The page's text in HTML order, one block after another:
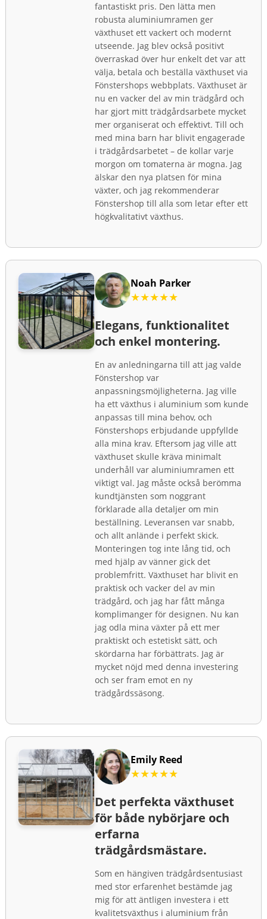
fantastiskt pris. Den lätta men
robusta aluminiumramen ger
växthuset ett vackert och modernt
utseende. Jag blev också positivt
överraskad över hur enkelt det var att
välja, betala och beställa växthuset via
Fönstershops webbplats. Växthuset är
nu en vacker del av min trädgård och
har gjort mitt trädgårdsarbete mycket
mer organiserat och effektivt. Till och
med mina barn har blivit engagerade
i trädgårdsarbetet – de kollar varje
morgon om tomaterna är mogna. Jag
älskar den nya platsen för mina
växter, och jag rekommenderar
Fönstershop till alla som letar efter ett
högkvalitativt växthus.
Noah Parker
★★★★★
Elegans, funktionalitet
och enkel montering.
En av anledningarna till att jag valde
Fönstershop var
anpassningsmöjligheterna. Jag ville
ha ett växthus i aluminium som kunde
anpassas till mina behov, och
Fönstershops erbjudande uppfyllde
alla mina krav. Eftersom jag ville att
växthuset skulle kräva minimalt
underhåll var aluminiumramen ett
viktigt val. Jag måste också berömma
kundtjänsten som noggrant
förklarade alla detaljer om min
beställning. Leveransen var snabb,
och allt anlände i perfekt skick.
Monteringen tog inte lång tid, och
med hjälp av vänner gick det
problemfritt. Växthuset har blivit en
praktisk och vacker del av min
trädgård, och jag har fått många
komplimanger för designen. Nu kan
jag odla mina växter på ett mer
praktiskt och estetiskt sätt, och
skördarna har förbättrats. Jag är
mycket nöjd med denna investering
och ser fram emot en ny
trädgårdssäsong.
Emily Reed
★★★★★
Det perfekta växthuset
för både nybörjare och
erfarna
trädgårdsmästare.
Som en hängiven trädgårdsentusiast
med stor erfarenhet bestämde jag
mig för att äntligen investera i ett
kvalitetsväxthus i aluminium från